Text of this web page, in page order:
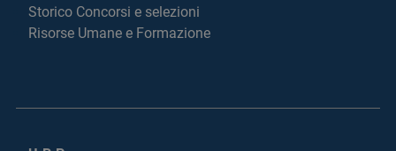
Storico Concorsi e selezioni
Risorse Umane e Formazione